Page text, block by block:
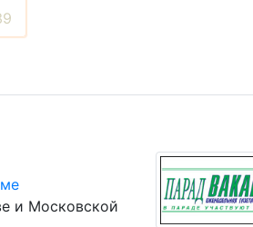
и Московской